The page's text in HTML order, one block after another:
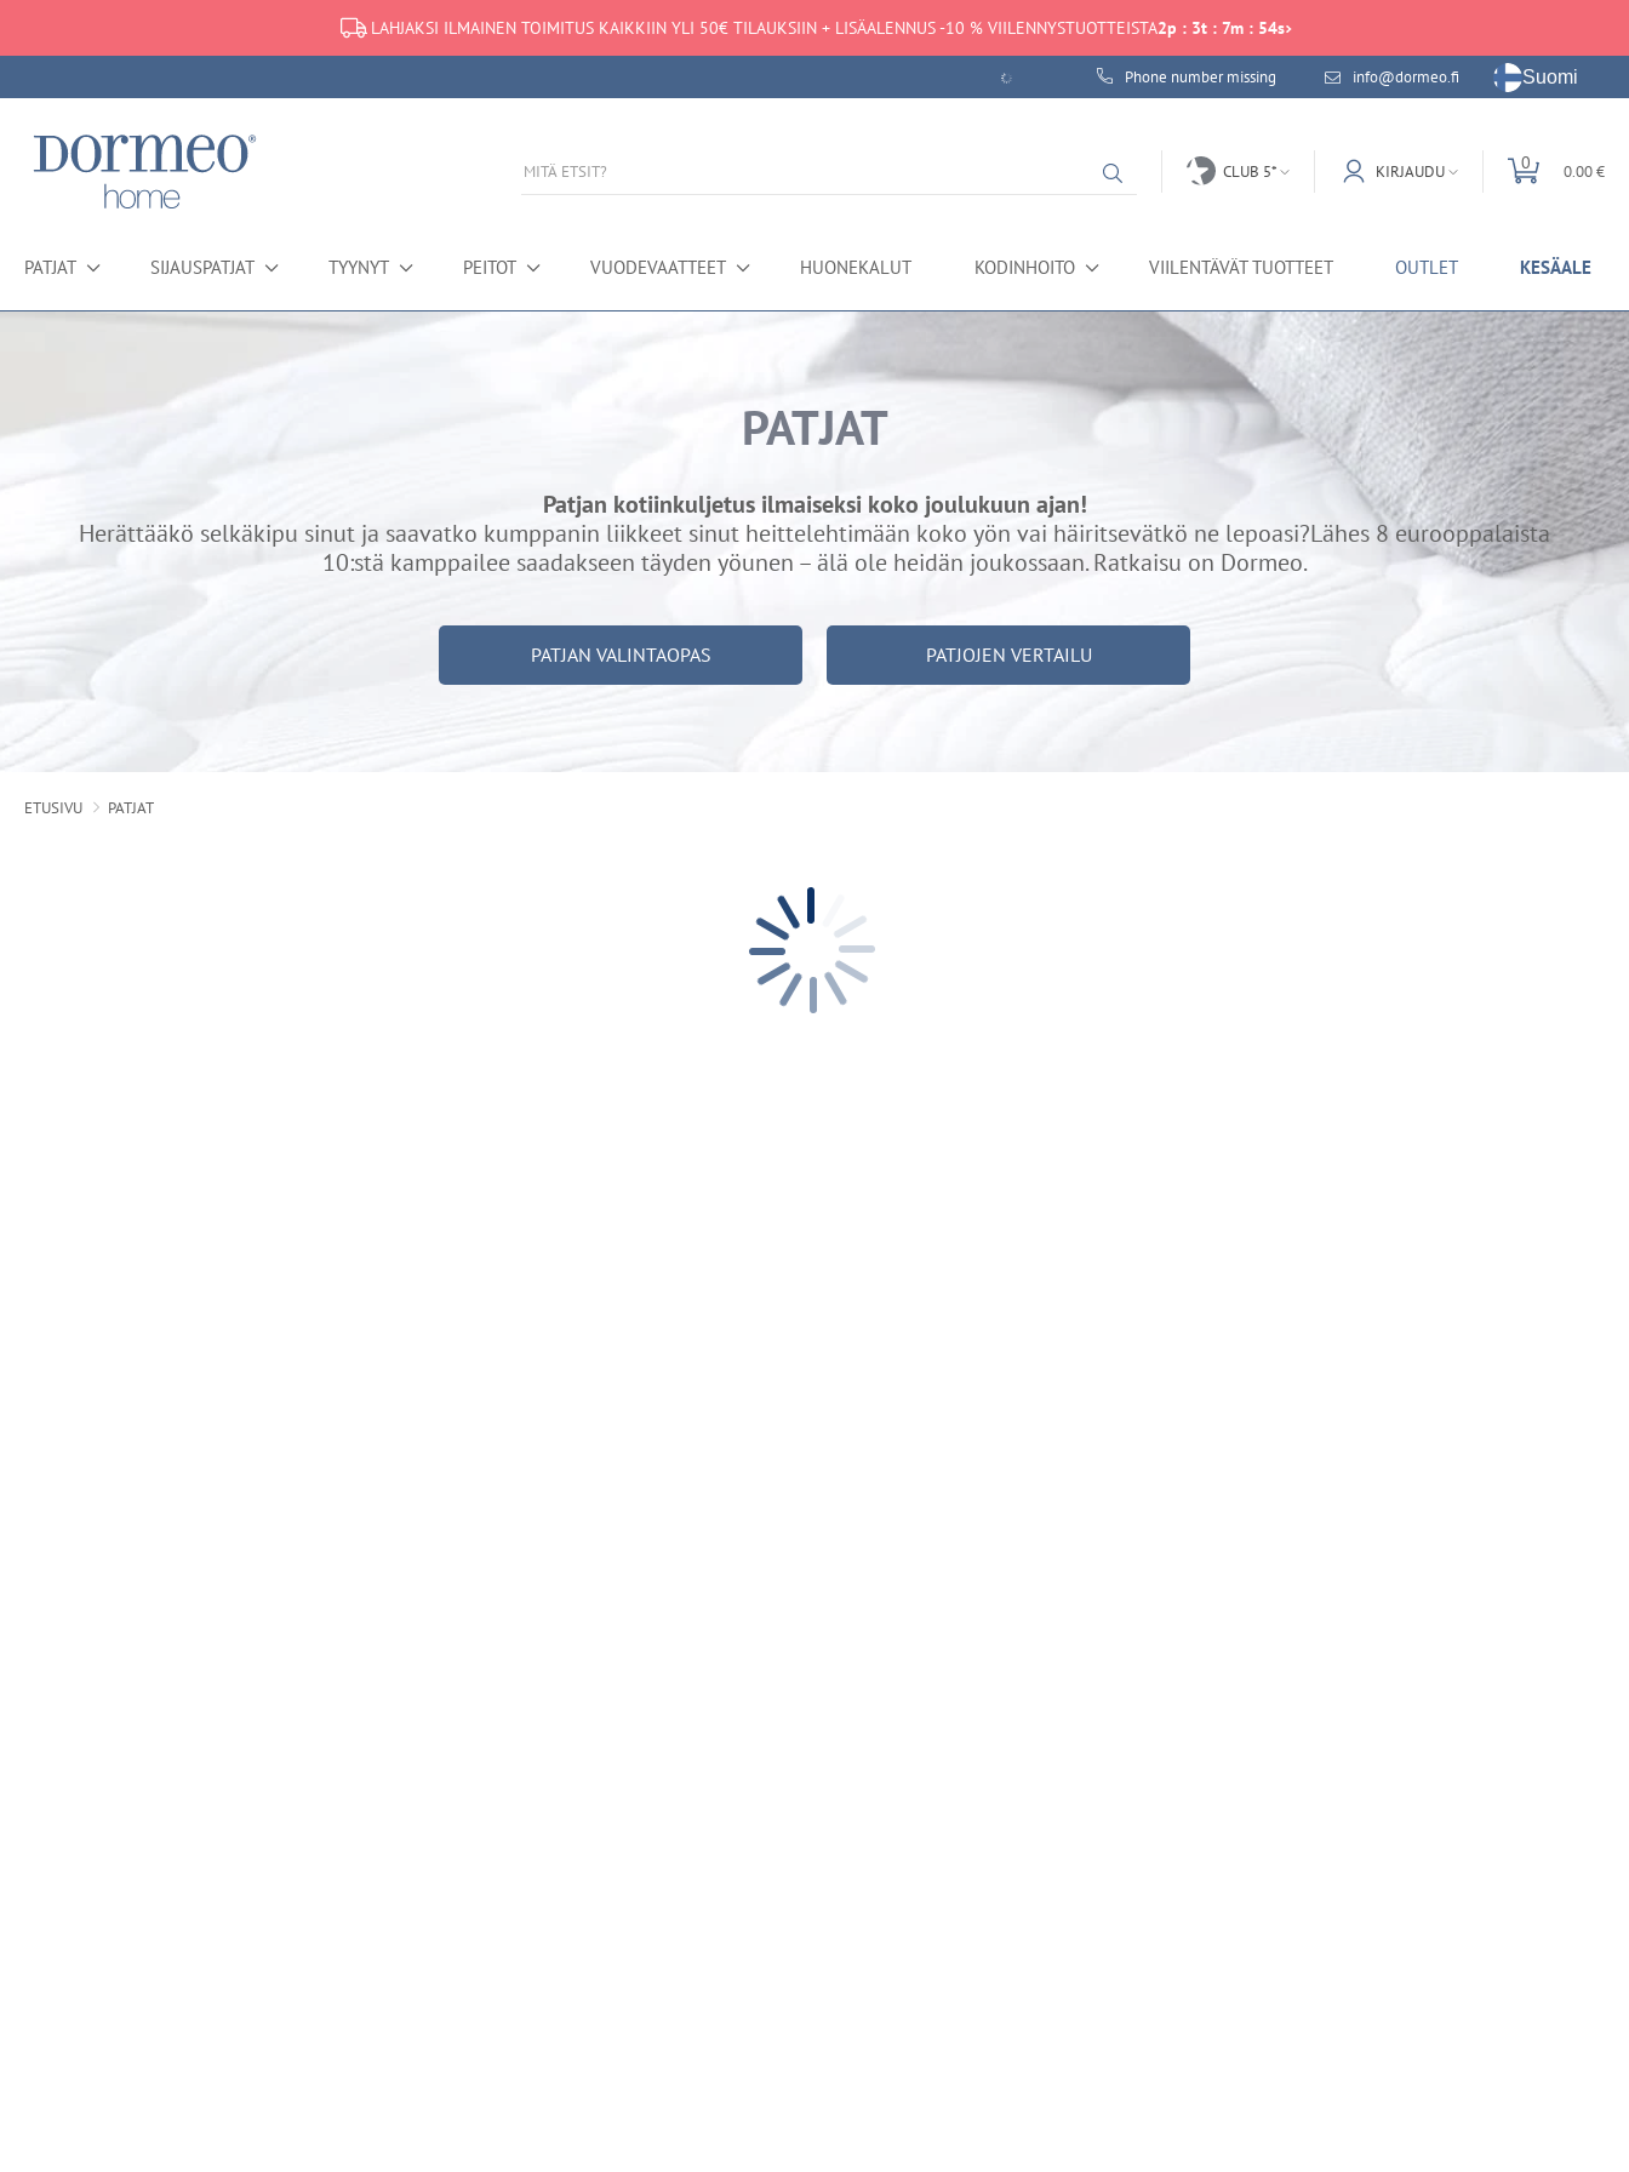
LAHJAKSI ILMAINEN TOIMITUS KAIKKIIN YLI 50€ TILAUKSIIN + LISÄALENNUS -10 % VIILENNYSTUOTTEISTA2p : 3t : 7m : 54s
Tietojen hakeminen epäonnistui Phone number missing info@dormeo.fi Suomi
CLUB 5* KIRJAUDU 0 0.00 €
PATJAT SIJAUSPATJAT TYYNYT PEITOT VUODEVAATTEET HUONEKALUT KODINHOITO VIILENTÄVÄT TUOTTEET OUTLET KESÄALE
PATJAT
Patjan kotiinkuljetus ilmaiseksi koko joulukuun ajan!
Herättääkö selkäkipu sinut ja saavatko kumppanin liikkeet sinut heittelehtimään koko yön vai häiritsevätkö ne lepoasi?Lähes 8 eurooppalaista
10:stä kamppailee saadakseen täyden yöunen – älä ole heidän joukossaan. Ratkaisu on Dormeo.
PATJAN VALINTAOPAS PATJOJEN VERTAILU
ETUSIVU PATJAT